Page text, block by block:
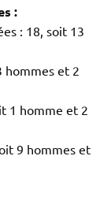
:
: 18, soit 13
hommes et 2
1 homme et 2
9 hommes et